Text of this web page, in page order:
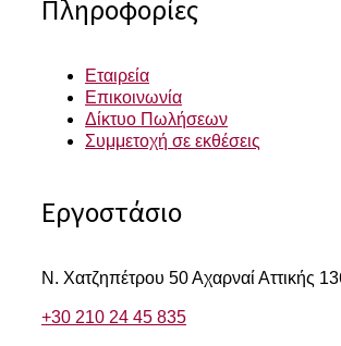
Πληροφορίες
Εταιρεία
Επικοινωνία
Δίκτυο Πωλήσεων
Συμμετοχή σε εκθέσεις
Εργοστάσιο
Ν. Χατζηπέτρου 50Αχαρναί Αττικής
+30 210 24 45 835